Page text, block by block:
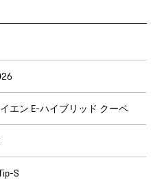
エン E-ハイブリッド クーペ
S